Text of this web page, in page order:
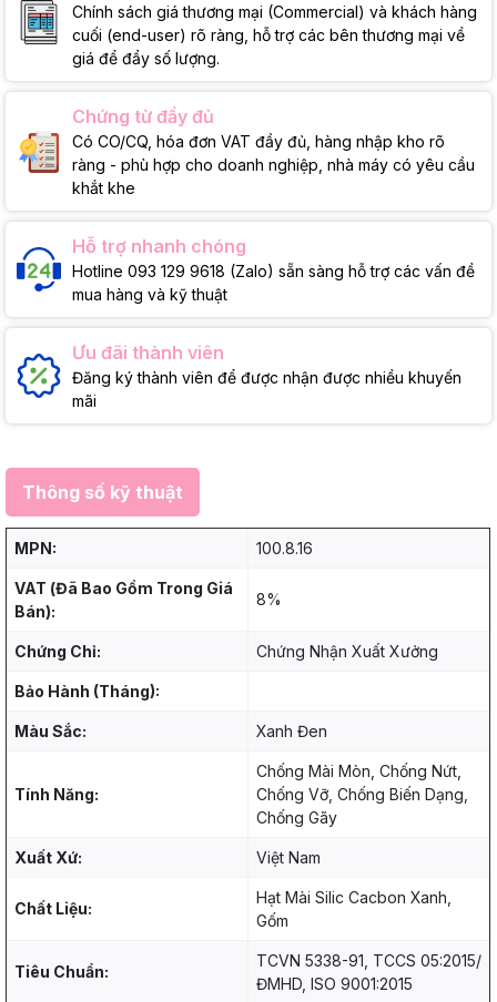
Chính sách giá thương mại (Commercial) và khách hàng
cuối (end-user) rõ ràng, hỗ trợ các bên thương mại về
giá để đẩy số lượng.
Chứng từ đầy đủ
Có CO/CQ, hóa đơn VAT đầy đủ, hàng nhập kho rõ
ràng - phù hợp cho doanh nghiệp, nhà máy có yêu cầu
khắt khe
Hỗ trợ nhanh chóng
Hotline 093 129 9618 (Zalo) sẵn sàng hỗ trợ các vấn đề
mua hàng và kỹ thuật
Ưu đãi thành viên
Đăng ký thành viên để được nhận được nhiều khuyến
mãi
Thông số kỹ thuật
MPN: 100.8.16
VAT (Đã Bao Gồm Trong Giá
Bán):
8%
Chứng Chỉ: Chứng Nhận Xuất Xưởng
Bảo Hành (Tháng):
Màu Sắc: Xanh Đen
Tính Năng:
Chống Mài Mòn, Chống Nứt,
Chống Vỡ, Chống Biến Dạng,
Chống Gãy
Xuất Xứ: Việt Nam
Chất Liệu:
Hạt Mài Silic Cacbon Xanh,
Gốm
Tiêu Chuẩn:
TCVN 5338-91, TCCS 05:2015/
ĐMHD, ISO 9001:2015